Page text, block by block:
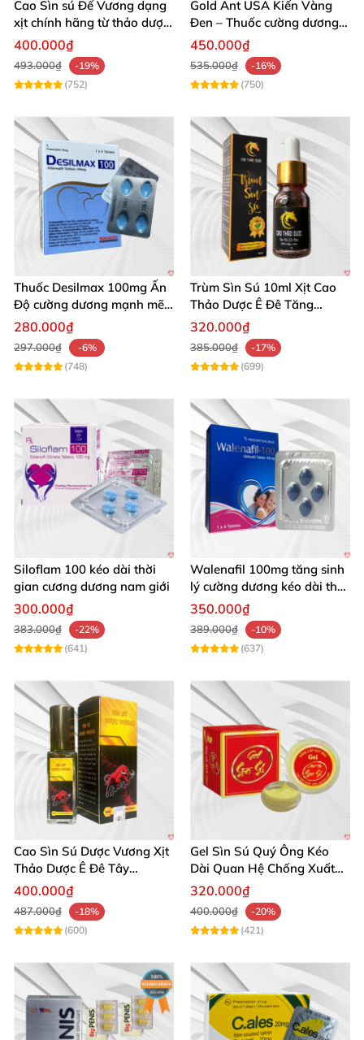
Cao Sìn sú Đế Vương dạng
xịt chính hãng từ thảo dược
Ê Đê Việt Nam
400.000₫
493.000₫
-19%
(752)
Gold Ant USA Kiến Vàng
Đen – Thuốc cường dương
tăng sinh lý nam mạnh
450.000₫
535.000₫
-16%
(750)
Thuốc Desilmax 100mg Ấn
Độ cường dương mạnh mẽ
tăng sinh lý phái mạnh
280.000₫
297.000₫
-6%
(748)
Trùm Sìn Sú 10ml Xịt Cao
Thảo Dược Ê Đê Tăng
Cường Sinh Lý
320.000₫
385.000₫
-17%
(699)
Siloflam 100 kéo dài thời
gian cương dương nam giới
300.000₫
383.000₫
-22%
(641)
Walenafil 100mg tăng sinh
lý cường dương kéo dài thời
gian
350.000₫
389.000₫
-10%
(637)
Cao Sìn Sú Dược Vương Xịt
Thảo Dược Ê Đê Tây
Nguyên Hỗ Trợ Xuất Tinh
400.000₫
487.000₫
-18%
(600)
Gel Sìn Sú Quý Ông Kéo
Dài Quan Hệ Chống Xuất
Tinh Sớm
320.000₫
400.000₫
-20%
(421)